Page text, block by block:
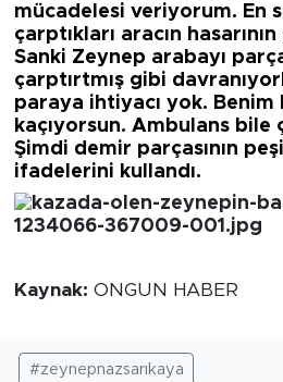
mücadelesi veriyorum. En
çarptıkları aracın
Sanki Zeynep arabayı
çarptırtmış gibi
paraya ihtiyacı yok. Benim
kaçıyorsun. Ambulans bile
Şimdi demir parçasının
ifadelerini kullandı.
Kaynak: ONGUN HABER
#zeynepnazsarıkaya